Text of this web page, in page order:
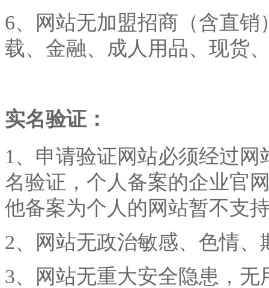
6、网站无加盟招商（含直
载、金融、成人用品、现货
实名验证：
1、申请验证网站必须经过
名验证，个人备案的企业官
他备案为个人的网站暂不支
2、网站无政治敏感、色情
3、网站无重大安全隐患，